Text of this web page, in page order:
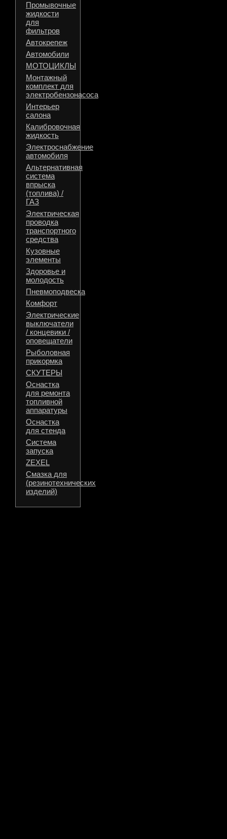
Промывочные
жидкости
для
фильтров
Автокрепеж
Автомобили
МОТОЦИКЛЫ
Монтажный
комплект для
электробензонасоса
Интерьер
салона
Калибровочная
жидкость
Электроснабжение
автомобиля
Альтернативная
система
впрыска
(топлива) /
ГАЗ
Электрическая
проводка
транспортного
средства
Кузовные
элементы
Здоровье и
молодость
Пневмоподвеска
Комфорт
Электрические
выключатели
/ концевики /
оповещатели
Рыболовная
прикормка
СКУТЕРЫ
Оснастка
для ремонта
топливной
аппаратуры
Оснастка
для стенда
Система
запуска
ZEXEL
Смазка для
(резинотехнических
изделий)